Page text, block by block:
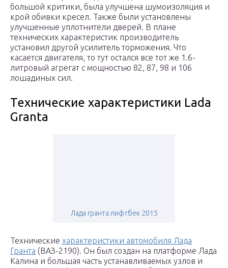
большой критики, была улучшена шумоизоляция и
крой обивки кресел. Также были установлены
улучшенные уплотнители дверей. В плане
технических характеристик производитель
установил другой усилитель торможения. Что
касается двигателя, то тут остался все тот же 1.6-
литровый агрегат с мощностью 82, 87, 98 и 106
лошадиных сил.
Технические характеристики Lada
Granta
Лада гранта лифтбек 2015
Технические характеристики автомобиля Лада
Гранта (ВАЗ-2190). Он был создан на платформе Лада
Калина и большая часть устанавливаемых узлов и